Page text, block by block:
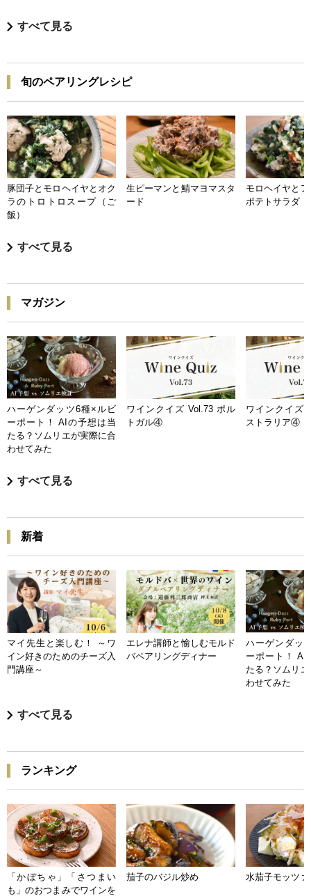
すべて見る
旬のペアリングレシピ
豚団子とモロヘイヤとオク
ラのトロトロスープ（ご
飯）
生ピーマンと鯖マヨマスタ
ード
モロヘイヤと
ポテトサラダ
すべて見る
マガジン
ハーゲンダッツ6種×ルビ
ーポート！ AIの予想は当
たる？ソムリエが実際に合
わせてみた
ワインクイズ Vol.73 ポル
トガル④
ワインクイズ
ストラリア④
すべて見る
新着
マイ先生と楽しむ！ ～ワ
イン好きのためのチーズ入
門講座～
エレナ講師と愉しむモルド
バペアリングディナー
ハーゲンダッ
ーポート！ AI
たる？ソムリ
わせてみた
すべて見る
ランキング
「かぼちゃ」「さつまい
も」のおつまみでワインを
茄子のバジル炒め 水茄子モッツァ